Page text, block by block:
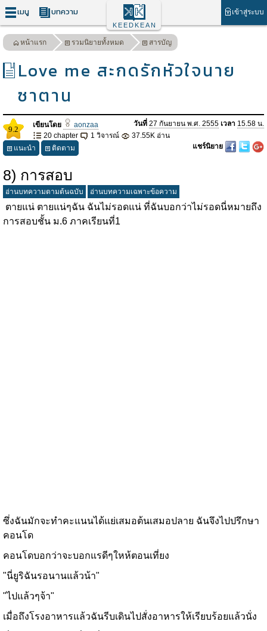
เมนู บทความ เข้าสู่ระบบ
KEEDKEAN
หน้าแรก รวมนิยายทั้งหมด สารบัญ
Love me สะกดรักหัวใจนาย
ซาตาน
9.2 เขียนโดย aonzaa วันที่ 27 กันยายน พ.ศ. 2555 เวลา 15.58 น.
20 chapter
1 วิจารณ์
37.55K อ่าน
แนะนำ
ติดตาม แชร์นิยาย
8) การสอบ
อ่านบทความตามต้นฉบับ อ่านบทความเฉพาะข้อความ
ตายแน่ ตายแน่ๆฉัน ฉันไม่รอดแน่ ที่ฉันบอกว่าไม่รอดนี่หมายถึง
การสอบชั้น ม.6 ภาคเรียนที่1
ซึ่งฉันมักจะทำคะแนนได้แย่เสมอต้นเสมอปลาย ฉันจึงไปปรึกษา
คอนโด
คอนโดบอกว่าจะบอกแรดีๆใหห้ตอนเที่ยง
"นี่ยูริฉันรอนานแล้วน้า"
"ไปแล้วๆจ้า"
เมื่อถึงโรงอาหารแล้วฉันรีบเดินไปสั่งอาหารให้เรียบร้อยแล้วนั่ง